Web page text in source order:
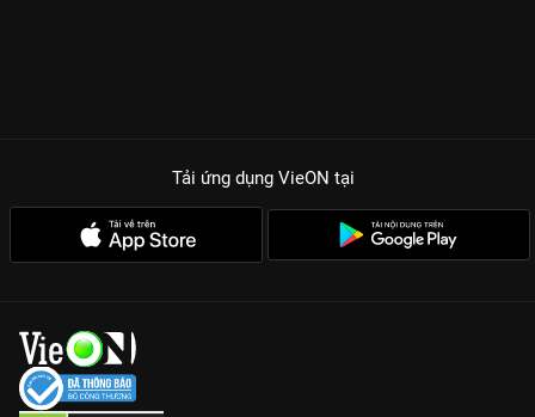
Tải ứng dụng VieON tại